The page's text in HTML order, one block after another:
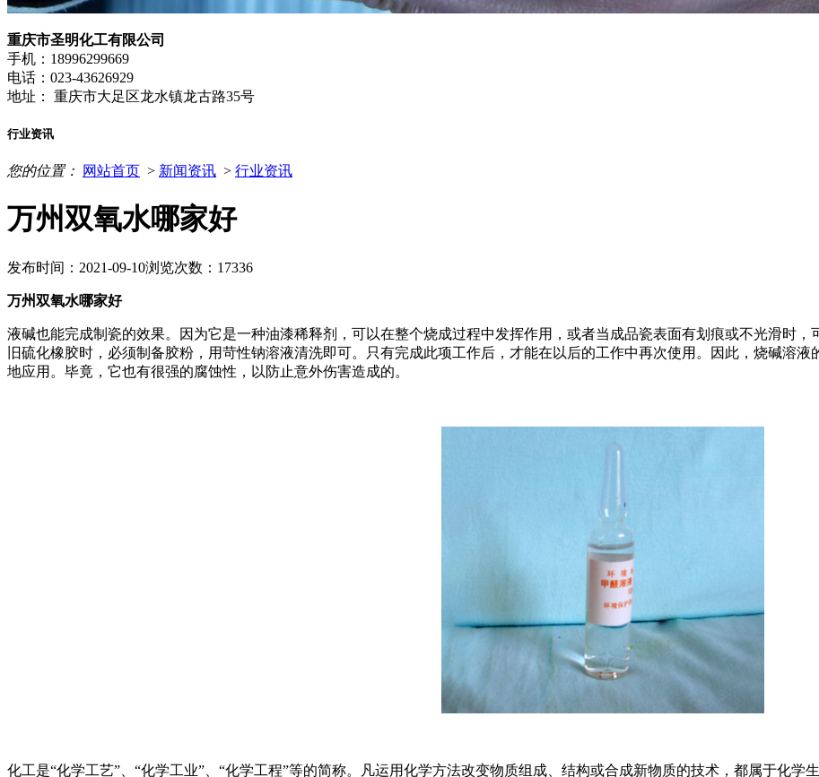
重庆市圣明化工有限公司
手机：18996299669
电话：023-43626929
地址： 重庆市大足区龙水镇龙古路35号
行业资讯
您的位置： 网站首页 > 新闻资讯 > 行业资讯
万州双氧水哪家好
发布时间：2021-09-10浏览次数：17336
万州双氧水哪家好
液碱也能完成制瓷的效果。因为它是一种油漆稀释剂，可以在整个烧成过程中发挥作用，或者当成品瓷表面有划痕或不光滑时
旧硫化橡胶时，必须制备胶粉，用苛性钠溶液清洗即可。只有完成此项工作后，才能在以后的工作中再次使用。因此，烧碱溶
地应用。毕竟，它也有很强的腐蚀性，以防止意外伤害造成的。
化工是“化学工艺”、“化学工业”、“化学工程”等的简称。凡运用化学方法改变物质组成、结构或合成新物质的技术，都属于化